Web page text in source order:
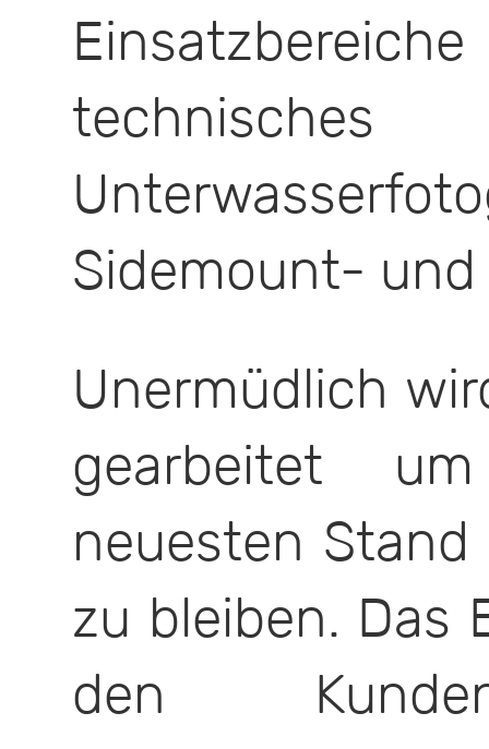
Sidemount-
Unermüdlich
gearbeitet
neuesten Stand
zu bleiben. Das
den